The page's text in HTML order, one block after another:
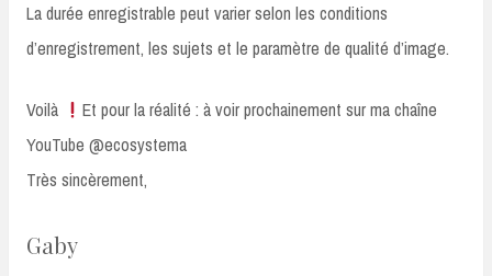
La durée enregistrable peut varier selon les conditions
d’enregistrement, les sujets et le paramètre de qualité d’image.
Voilà
Et pour la réalité : à voir prochainement sur ma chaîne
YouTube @ecosystema
Très sincèrement,
Gaby